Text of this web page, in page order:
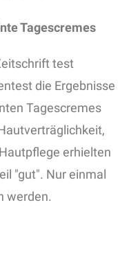
Tagescremes
test
die Ergebnisse
Tagescremes
erhielten
"gut". Nur einmal
werden.